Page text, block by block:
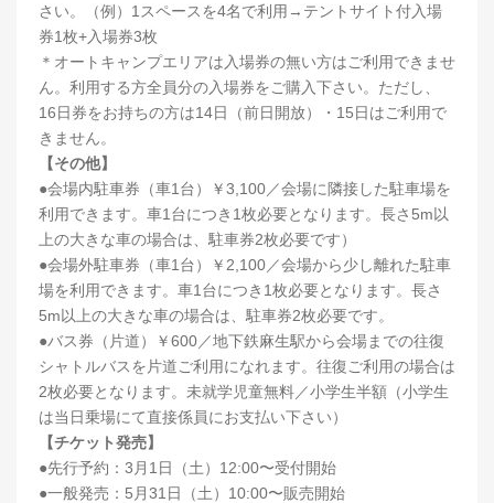
さい。（例）1スペースを4名で利用→テントサイト付入場
券1枚+入場券3枚
＊オートキャンプエリアは入場券の無い方はご利用できませ
ん。利用する方全員分の入場券をご購入下さい。ただし、
16日券をお持ちの方は14日（前日開放）・15日はご利用で
きません。
【その他】
●会場内駐車券（車1台）￥3,100／会場に隣接した駐車場を
利用できます。車1台につき1枚必要となります。長さ5m以
上の大きな車の場合は、駐車券2枚必要です）
●会場外駐車券（車1台）￥2,100／会場から少し離れた駐車
場を利用できます。車1台につき1枚必要となります。長さ
5m以上の大きな車の場合は、駐車券2枚必要です。
●バス券（片道）￥600／地下鉄麻生駅から会場までの往復
シャトルバスを片道ご利用になれます。往復ご利用の場合は
2枚必要となります。未就学児童無料／小学生半額（小学生
は当日乗場にて直接係員にお支払い下さい）
【チケット発売】
●先行予約：3月1日（土）12:00〜受付開始
●一般発売：5月31日（土）10:00〜販売開始